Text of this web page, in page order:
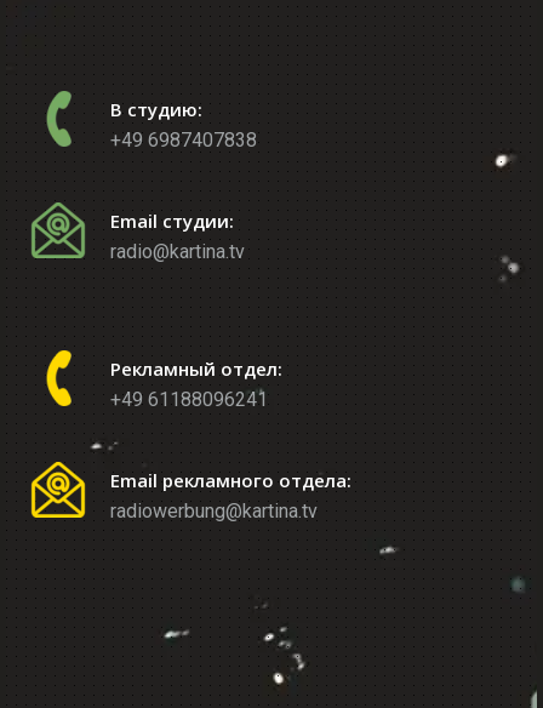
В студию:
+49 6987407838
Email студии:
radio@kartina.tv
Рекламный отдел:
+49 61188096241
Email рекламного отдела:
radiowerbung@kartina.tv